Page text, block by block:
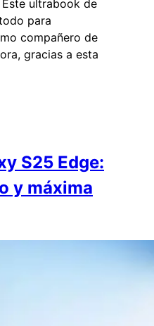
ultrabook de
para
compañero de
gracias a esta
S25 Edge:
y máxima